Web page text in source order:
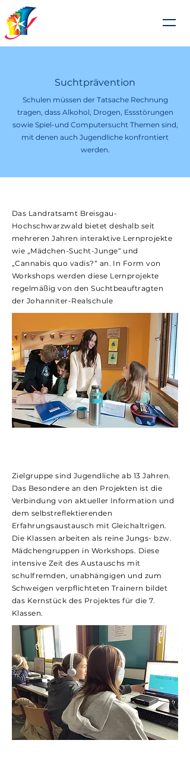
Suchtprävention
Schulen müssen der Tatsache Rechnung
tragen, dass Alkohol, Drogen, Essstörungen
sowie Spiel-und Computersucht Themen sind,
mit denen auch Jugendliche konfrontiert
werden.
Das Landratsamt Breisgau-
Hochschwarzwald bietet deshalb seit
mehreren Jahren interaktive Lernprojekte
wie „Mädchen-Sucht-Junge“ und
„Cannabis quo vadis?“ an. In Form von
Workshops werden diese Lernprojekte
regelmäßig von den Suchtbeauftragten
der Johanniter-Realschule
Zielgruppe sind Jugendliche ab 13 Jahren.
Das Besondere an den Projekten ist die
Verbindung von aktueller Information und
dem selbstreflektierenden
Erfahrungsaustausch mit Gleichaltrigen.
Die Klassen arbeiten als reine Jungs- bzw.
Mädchengruppen in Workshops. Diese
intensive Zeit des Austauschs mit
schulfremden, unabhängigen und zum
Schweigen verpflichteten Trainern bildet
das Kernstück des Projektes für die 7.
Klassen.